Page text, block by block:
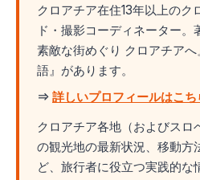
クロアチア在住13年以上のク
ド・撮影コーディネーター
素敵な街めぐり クロアチア
語』があります。
⇒ 詳しいプロフィールはこち
クロアチア各地（およびスロ
の観光地の最新状況、移動方
ど、旅行者に役立つ実践的な